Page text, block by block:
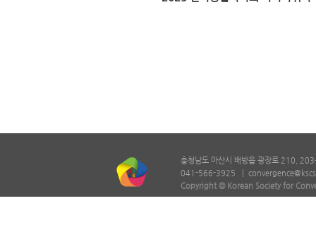
충청남도 아산시 배방읍 광장로 210,
041-566-3925 |
Copyright © Korean Society for